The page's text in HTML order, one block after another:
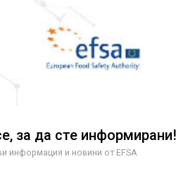
за да сте информирани!
информация и новини от EFSA